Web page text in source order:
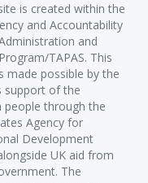
is created within the
and Accountability
and
TAPAS. This
made possible by the
support of the
people through the
Agency for
Development
UK aid from
The